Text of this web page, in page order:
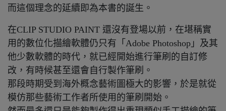
而這個理念的延續即為本書的誕生。
在CLIP STUDIO PAINT 還沒有登場以前，在堪稱實
用的數位化描繪軟體仍只有「Adobe Photoshop」及其
他少數軟體的時代，就已經開始進行筆刷的自訂修
改，有時候甚至還會自行製作筆刷。
那段時期受到海外概念藝術圖極大的影響，於是就從
模仿那些藝術工作者所使用的筆刷開始。